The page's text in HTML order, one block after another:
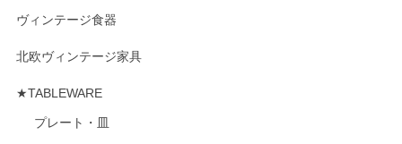
ヴィンテージ食器
北欧ヴィンテージ家具
★TABLEWARE
プレート・皿